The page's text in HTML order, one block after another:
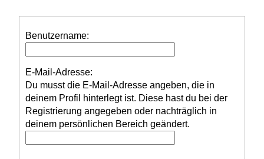
Benutzername:
E-Mail-Adresse:
Du musst die E-Mail-Adresse angeben, die in
deinem Profil hinterlegt ist. Diese hast du bei der
Registrierung angegeben oder nachträglich in
deinem persönlichen Bereich geändert.